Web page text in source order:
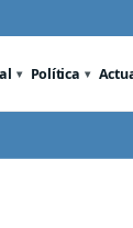
Política